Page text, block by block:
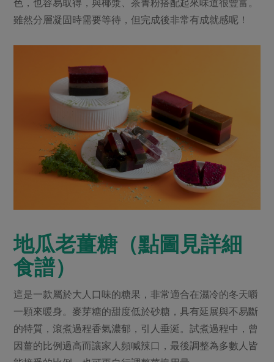
色，也容易取得，與椰漿、茶菁粉搭配起來味道很豐富。
雖然分層凝固時需要等待，但完成後非常有成就感呢！
地瓜老薑糖（點圖見詳細
食譜）
這是一款屬於大人口味的糖果，非常適合在濕冷的冬天嚼
一顆來暖身。麥芽糖的甜度低於砂糖，具有延展與不易斷
的特質，滾煮過程香氣濃郁，引人垂涎。試煮過程中，曾
因薑的比例過高而讓家人頻喊辣口，最後調整為多數人皆